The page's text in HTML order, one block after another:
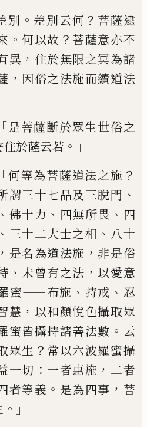
別 。差別云何 ？ 菩薩逮
。何以故 ？ 菩薩意亦不
異 ， 住於無限之冥為諸
， 因俗之法施而續道法
是菩薩斷於眾生世俗之
於薩云若 。」
何等為菩薩道法之施 ？
謂三十七品及三脫門 、
、 佛十力 、 四無所畏 、 四
、 三十二大士之相 、 八十
， 是名為道法施 ， 非是俗
、 未曾有之法 ， 以愛意
蜜——布施 、 持戒 、 忍
慧 ， 以和顏悅色攝取眾
蜜皆攝持諸善法數 。 云
眾生 ？ 常以六波羅蜜攝
一切 ： 一者惠施 ， 二者
者等義 。 是為四事 ， 菩
。」